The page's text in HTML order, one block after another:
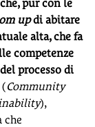
pur con le
updi abitare
alta, che fa
competenze
processo di
(Community
),
che